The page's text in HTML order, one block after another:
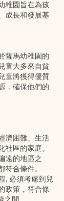
稚園旨在為孩
成長和發展基
薩馬幼稚園的
童大多來自貧
童將獲得優質
，確保他們的
濟困難、生活
社區的家庭。
遠的地區之
符合條件。
, 必須考慮到兒
政策，符合條
間。